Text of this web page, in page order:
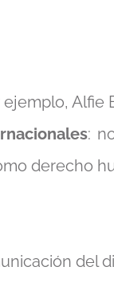
Alfie
:
derecho
del